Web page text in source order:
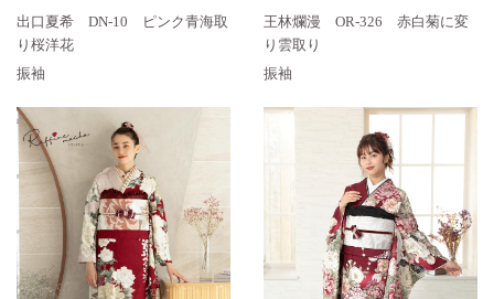
出口夏希 DN-10 ピンク青海取
り桜洋花
振袖
王林爛漫 OR-326 赤白菊に変
り雲取り
振袖